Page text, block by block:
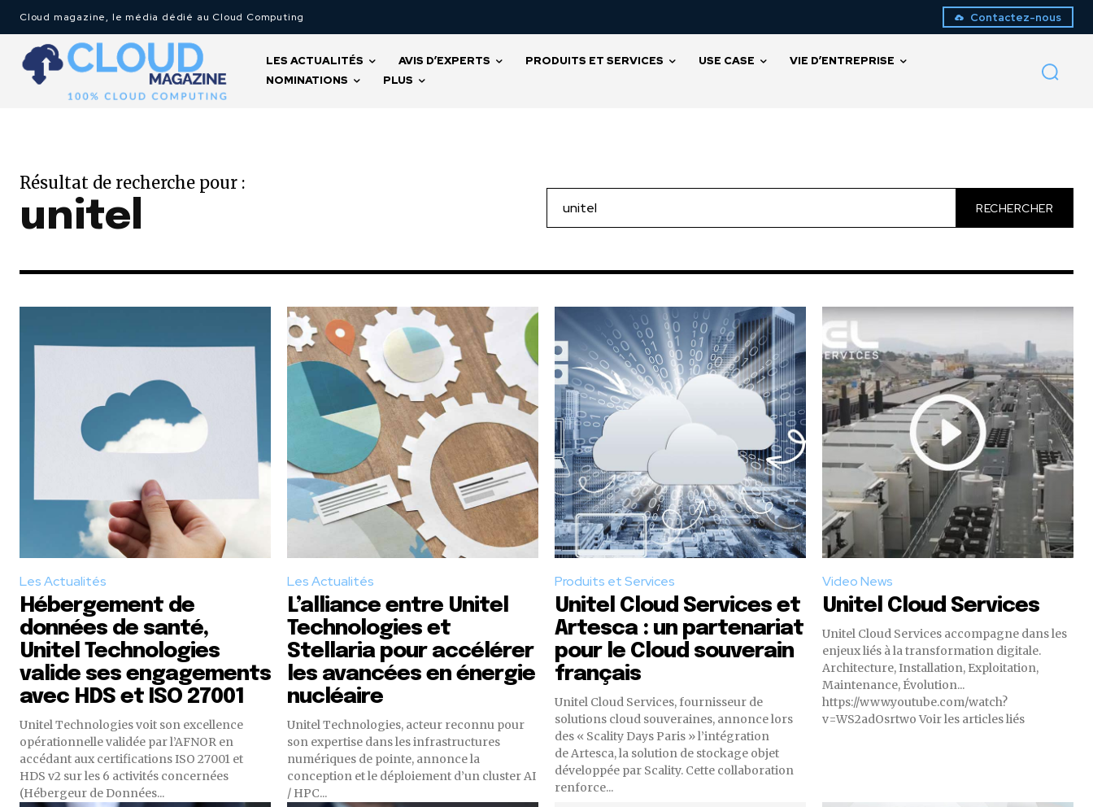
Cloud magazine, le média dédié au Cloud Computing Contactez-nous
LES ACTUALITÉS AVIS D’EXPERTS PRODUITS ET SERVICES USE CASE
VIE D’ENTREPRISE
NOMINATIONS
PLUS
Résultat de recherche pour :
unitel RECHERCHER
Les Actualités
Hébergement de
données de santé,
Unitel Technologies
valide ses engagements
avec HDS et ISO 27001
Unitel Technologies voit son excellence
opérationnelle validée par l’AFNOR en
accédant aux certifications ISO 27001 et
HDS v2 sur les 6 activités concernées
(Hébergeur de Données...
Les Actualités
L’alliance entre Unitel
Technologies et
Stellaria pour accélérer
les avancées en énergie
nucléaire
Unitel Technologies, acteur reconnu pour
son expertise dans les infrastructures
numériques de pointe, annonce la
conception et le déploiement d’un cluster AI
/ HPC...
Produits et Services
Unitel Cloud Services et
Artesca : un partenariat
pour le Cloud souverain
français
Unitel Cloud Services, fournisseur de
solutions cloud souveraines, annonce lors
des « Scality Days Paris » l’intégration
de Artesca, la solution de stockage objet
développée par Scality. Cette collaboration
renforce...
Video News
Unitel Cloud Services
Unitel Cloud Services accompagne dans les
enjeux liés à la transformation digitale.
Architecture, Installation, Exploitation,
Maintenance, Évolution...
https://www.youtube.com/watch?
v=WS2adOsrtwo Voir les articles liés